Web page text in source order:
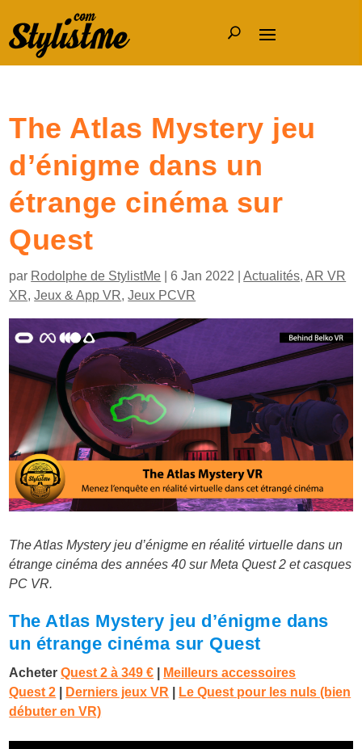
The Atlas Mystery jeu
d’énigme dans un
étrange cinéma sur
Quest
par Rodolphe de StylistMe |6 Jan 2022 |Actualités,AR VR
XR,Jeux & App VR,Jeux PCVR
The Atlas Mystery jeu d’énigme en réalité virtuelle dans un
étrange cinéma des années 40 sur Meta Quest 2 et casques
PC VR.
The Atlas Mystery jeu d’énigme dans
un étrange cinéma sur Quest
Acheter Quest 2 à349 €
Meilleurs accessoires
Quest 2
Derniers jeux VR
Le Quest pour les nuls (bien
débuter en VR)